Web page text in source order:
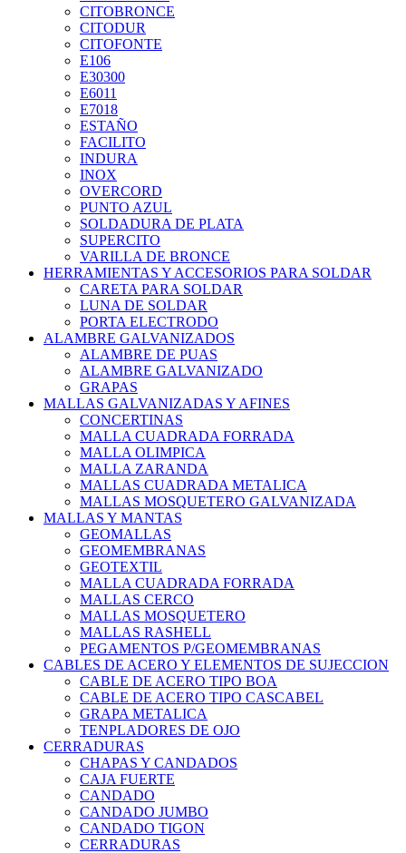
CITOBRONCE
CITODUR
CITOFONTE
E106
E30300
E6011
E7018
ESTAÑO
FACILITO
INDURA
INOX
OVERCORD
PUNTO AZUL
SOLDADURA DE PLATA
SUPERCITO
VARILLA DE BRONCE
HERRAMIENTAS Y ACCESORIOS PARA SOLDAR
CARETA PARA SOLDAR
LUNA DE SOLDAR
PORTA ELECTRODO
ALAMBRE GALVANIZADOS
ALAMBRE DE PUAS
ALAMBRE GALVANIZADO
GRAPAS
MALLAS GALVANIZADAS Y AFINES
CONCERTINAS
MALLA CUADRADA FORRADA
MALLA OLIMPICA
MALLA ZARANDA
MALLAS CUADRADA METALICA
MALLAS MOSQUETERO GALVANIZADA
MALLAS Y MANTAS
GEOMALLAS
GEOMEMBRANAS
GEOTEXTIL
MALLA CUADRADA FORRADA
MALLAS CERCO
MALLAS MOSQUETERO
MALLAS RASHELL
PEGAMENTOS P/GEOMEMBRANAS
CABLES DE ACERO Y ELEMENTOS DE SUJECCION
CABLE DE ACERO TIPO BOA
CABLE DE ACERO TIPO CASCABEL
GRAPA METALICA
TENPLADORES DE OJO
CERRADURAS
CHAPAS Y CANDADOS
CAJA FUERTE
CANDADO
CANDADO JUMBO
CANDADO TIGON
CERRADURAS